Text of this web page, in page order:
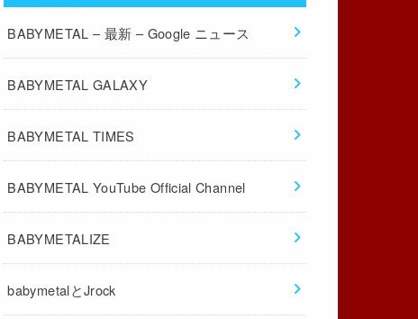
BABYMETAL – 最新 – Google ニュース
BABYMETAL GALAXY
BABYMETAL TIMES
BABYMETAL YouTube Official Channel
BABYMETALIZE
babymetalとJrock